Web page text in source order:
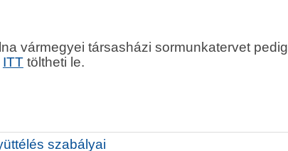
vármegyei társasházi sormunkatervet pedig
ITTtöltheti le.
szabályai